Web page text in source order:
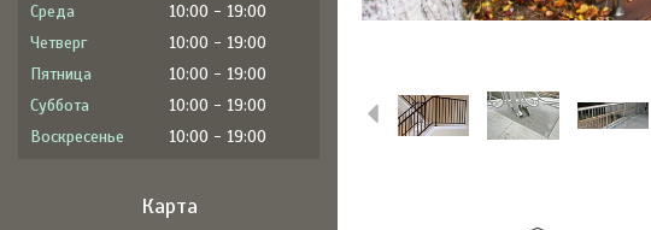
Среда
10:00
19:00
Четверг
10:00
19:00
Пятница
10:00
19:00
Суббота
10:00
19:00
Воскресенье
10:00 19:00
Карта